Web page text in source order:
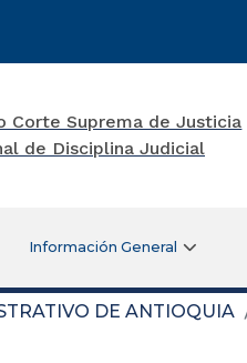
Información General
DE ANTIOQUIA